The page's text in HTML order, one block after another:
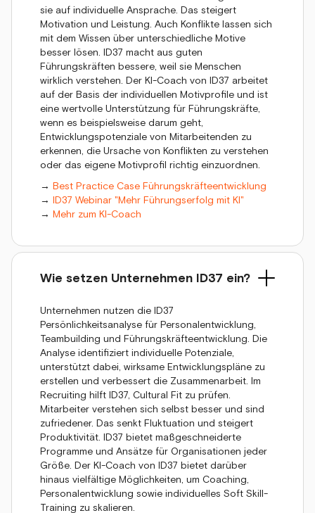
sie auf individuelle Ansprache. Das steigert
Motivation und Leistung. Auch Konflikte lassen sich
mit dem Wissen über unterschiedliche Motive
besser lösen. ID37 macht aus guten
Führungskräften bessere, weil sie Menschen
wirklich verstehen. Der KI-Coach von ID37 arbeitet
auf der Basis der individuellen Motivprofile und ist
eine wertvolle Unterstützung für Führungskräfte,
wenn es beispielsweise darum geht,
Entwicklungspotenziale von Mitarbeitenden zu
erkennen, die Ursache von Konflikten zu verstehen
oder das eigene Motivprofil richtig einzuordnen.
→ Best Practice Case Führungskräfteentwicklung
→ ID37 Webinar "Mehr Führungserfolg mit KI"
→ Mehr zum KI-Coach
Wie setzen Unternehmen ID37 ein?
Unternehmen nutzen die ID37
Persönlichkeitsanalyse für Personalentwicklung,
Teambuilding und Führungskräfteentwicklung. Die
Analyse identifiziert individuelle Potenziale,
unterstützt dabei, wirksame Entwicklungspläne zu
erstellen und verbessert die Zusammenarbeit. Im
Recruiting hilft ID37, Cultural Fit zu prüfen.
Mitarbeiter verstehen sich selbst besser und sind
zufriedener. Das senkt Fluktuation und steigert
Produktivität. ID37 bietet maßgeschneiderte
Programme und Ansätze für Organisationen jeder
Größe. Der KI-Coach von ID37 bietet darüber
hinaus vielfältige Möglichkeiten, um Coaching,
Personalentwicklung sowie individuelles Soft Skill-
Training zu skalieren.